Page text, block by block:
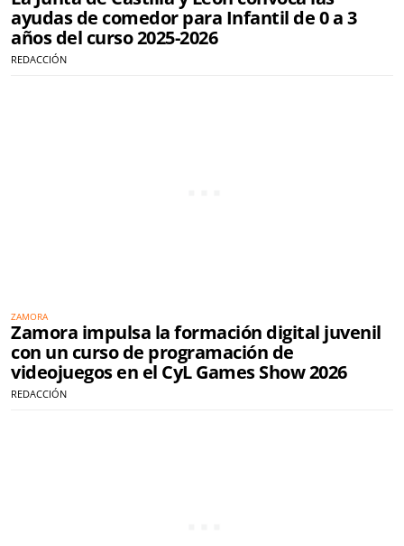
ayudas de comedor para Infantil de 0 a 3
años del curso 2025-2026
REDACCIÓN
ZAMORA
Zamora impulsa la formación digital juvenil
con un curso de programación de
videojuegos en el CyL Games Show 2026
REDACCIÓN